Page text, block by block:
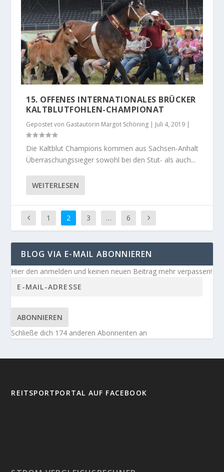
15. OFFENES INTERNATIONALES BRÜCKER
KALTBLUTFOHLEN-CHAMPIONAT
Gepostet von Gastautorin Margot Schöning | Juli 4, 2019 |
Die Kaltblut Champions kommen aus Sachsen-Anhalt
Überraschungssieger sowohl bei den Stut- als auch...
WEITERLESEN
1 2 3 … 6
BLOG VIA E-MAIL ABONNIEREN
Hier den anmelden und keinen neuen Beitrag mehr verpassen!
ABONNIEREN
Schließe dich 174 anderen Abonnenten an
REITSPORTPORTAL AUF FACEBOOK